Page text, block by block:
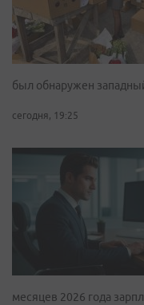
был обнаружен
сегодня, 19:25
месяцев 2026 года